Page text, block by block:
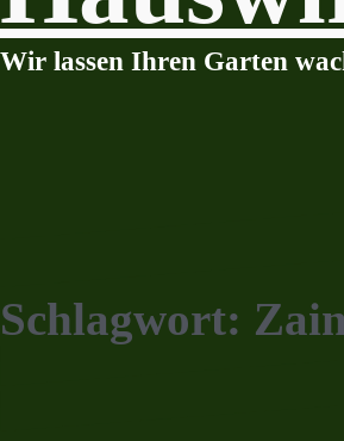
Wir lassen Ihren Garten
Schlagwort: